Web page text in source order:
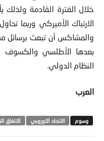
خلال الفترة القادمة
الارتباك الأميركي وربما
والمشاكس أن تبعث برسائل
بعدها الأطلسي والكسوف
النظام الدولي.
العرب
الاتحاد الاوروبي الاتفاق